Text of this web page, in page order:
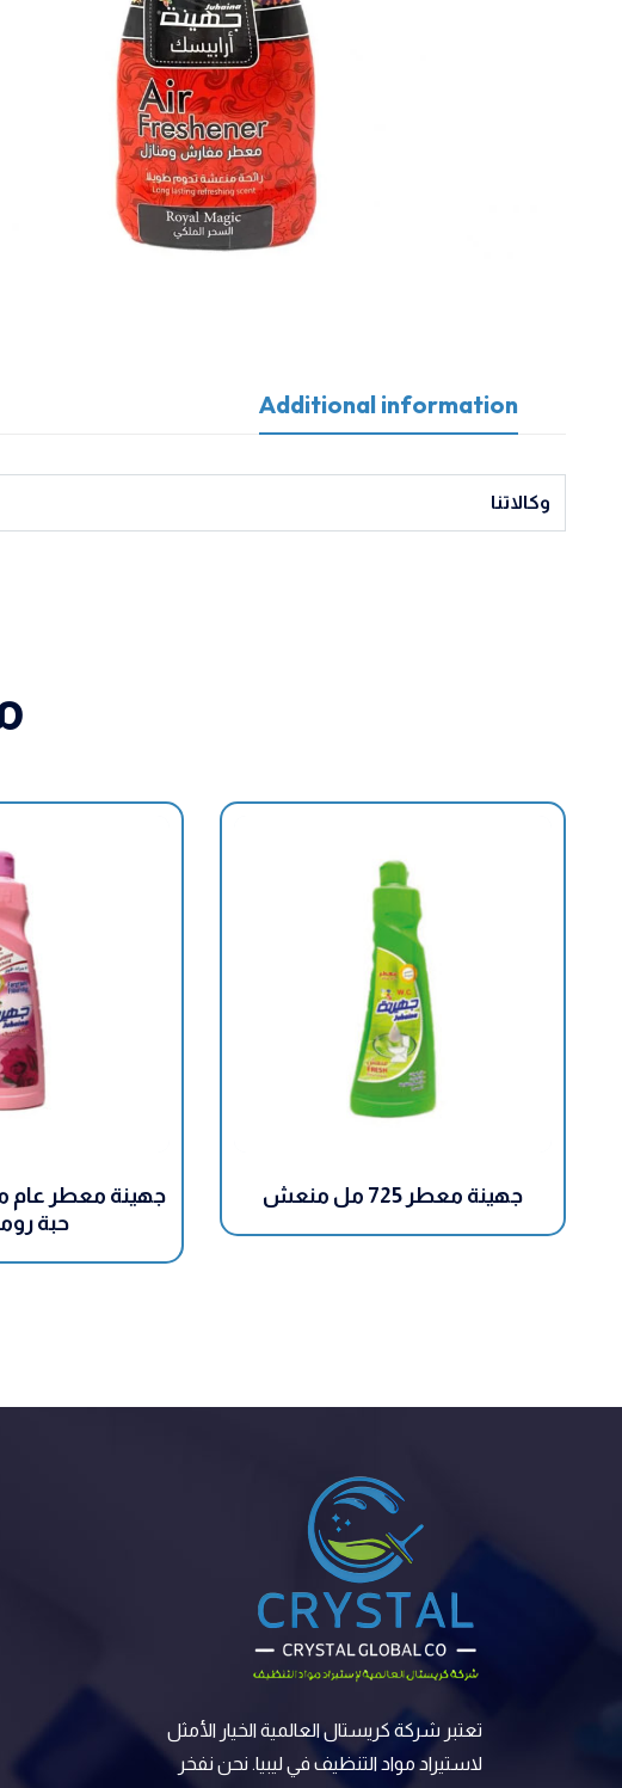
Additional information
وكالاتنا
جهينة معطر 725 مل منعش
حبة
تعتبر شركة كريستال العالمية الخيار الأمثل
لاستيراد مواد التنظيف في ليبيا. نحن نفخر